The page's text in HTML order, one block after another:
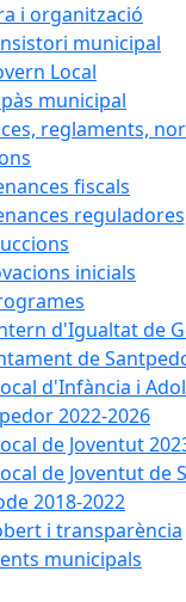
i organització
municipal
Local
municipal
reglaments,
fiscals
inicials
d'Igualtat de
de
d'Infància i
2022-2026
de Joventut
de Joventut de
2018-2022
i transparència
municipals